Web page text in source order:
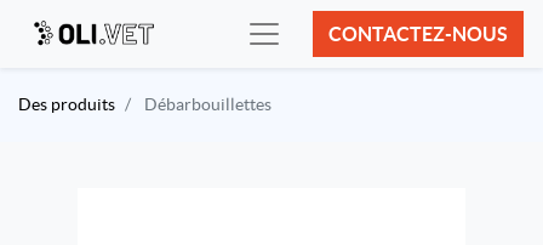
CONTACTEZ-NOUS
Des produits Débarbouillettes